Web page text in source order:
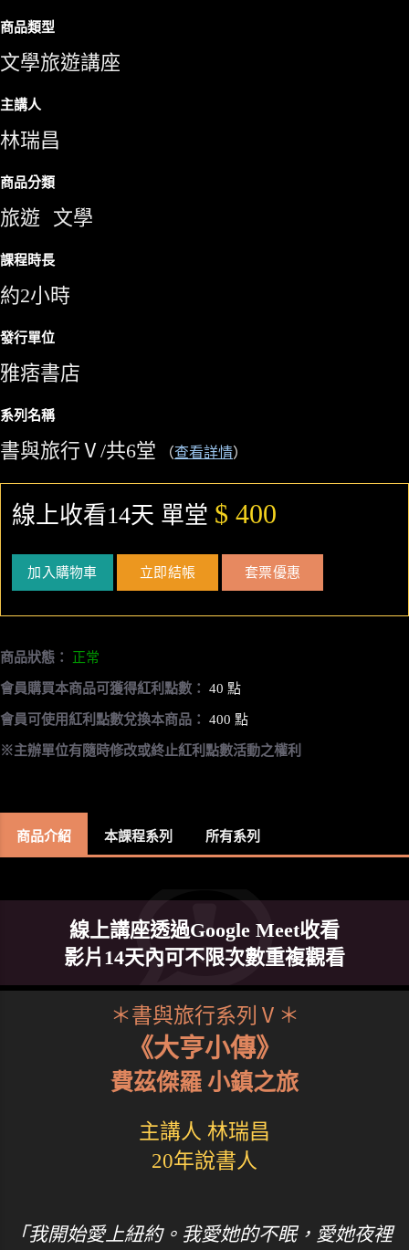
商品類型
文學旅遊講座
主講人
林瑞昌
商品分類
旅遊 文學
課程時長
約2小時
發行單位
雅痞書店
系列名稱
書與旅行Ⅴ/共6堂 （查看詳情）
線上收看14天 單堂 $ 400
加入購物車 立即結帳 套票優惠
商品狀態： 正常
會員購買本商品可獲得紅利點數： 40 點
會員可使用紅利點數兌換本商品： 400 點
※主辦單位有隨時修改或終止紅利點數活動之權利
商品介紹 本課程系列 所有系列
線上講座透過Google Meet收看
影片14天內可不限次數重複觀看
＊書與旅行系列Ⅴ＊
《大亨小傳》
費茲傑羅 小鎮之旅
主講人 林瑞昌
20年說書人
「我開始愛上紐約。我愛她的不眠，愛她夜裡